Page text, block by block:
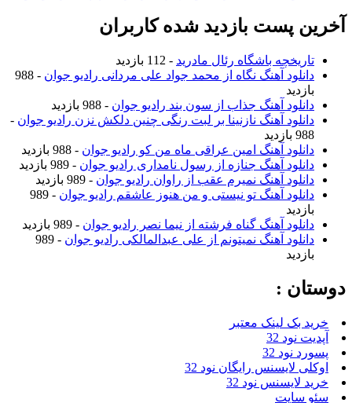
آخرین پست بازدید شده کاربران
تاریخچه باشگاه رئال مادرید - 112 بازدید
دانلود آهنگ نگاه از محمد جواد علی مردانی رادیو جوان
- 988
بازدید
دانلود آهنگ جذاب از سون بند رادیو جوان - 988 بازدید
دانلود آهنگ نازنینا بر لبت رنگی چنین دلکش نزن رادیو جوان -
988 بازدید
دانلود آهنگ امین عراقی ماه من کو رادیو جوان - 988 بازدید
دانلود آهنگ جنازه از رسول نامداری رادیو جوان - 989 بازدید
دانلود آهنگ نمیرم عقب از راوان رادیو جوان - 989 بازدید
دانلود آهنگ تو نیستی و من هنوز عاشقم رادیو جوان
- 989
بازدید
دانلود آهنگ گناه فرشته از نیما نصر رادیو جوان - 989 بازدید
دانلود آهنگ نمیتونم از علی عبدالمالکی رادیو جوان
- 989
بازدید
دوستان :
خرید بک لینک معتبر
آپدیت نود 32
پسورد نود 32
اوکلی لایسنس رایگان نود 32
خرید لایسنس نود 32
سئو سایت